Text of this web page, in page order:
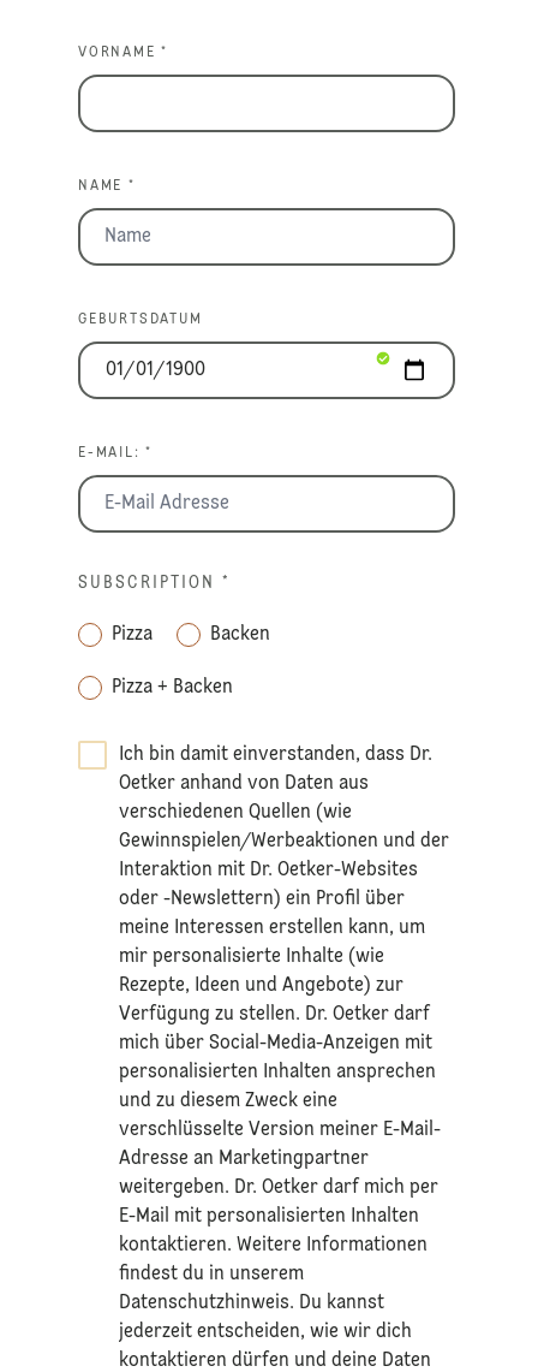
VORNAME *
NAME *
GEBURTSDATUM
E-MAIL: *
SUBSCRIPTION *
Pizza Backen
Pizza + Backen
Ich bin damit einverstanden, dass Dr.
Oetker anhand von Daten aus
verschiedenen Quellen (wie
Gewinnspielen/Werbeaktionen und der
Interaktion mit Dr. Oetker-Websites
oder -Newslettern) ein Profil über
meine Interessen erstellen kann, um
mir personalisierte Inhalte (wie
Rezepte, Ideen und Angebote) zur
Verfügung zu stellen. Dr. Oetker darf
mich über Social-Media-Anzeigen mit
personalisierten Inhalten ansprechen
und zu diesem Zweck eine
verschlüsselte Version meiner E-Mail-
Adresse an Marketingpartner
weitergeben. Dr. Oetker darf mich per
E-Mail mit personalisierten Inhalten
kontaktieren. Weitere Informationen
findest du in unserem
Datenschutzhinweis. Du kannst
jederzeit entscheiden, wie wir dich
kontaktieren dürfen und deine Daten